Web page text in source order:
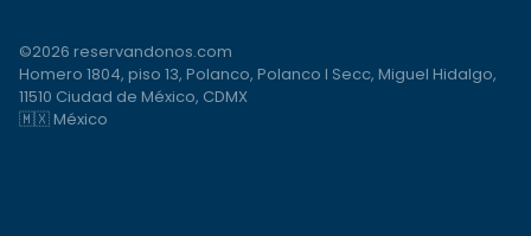
©2026 reservandonos.com
Homero 1804, piso 13, Polanco, Polanco I Secc, Miguel Hidalgo,
11510 Ciudad de México, CDMX
🇲🇽 México